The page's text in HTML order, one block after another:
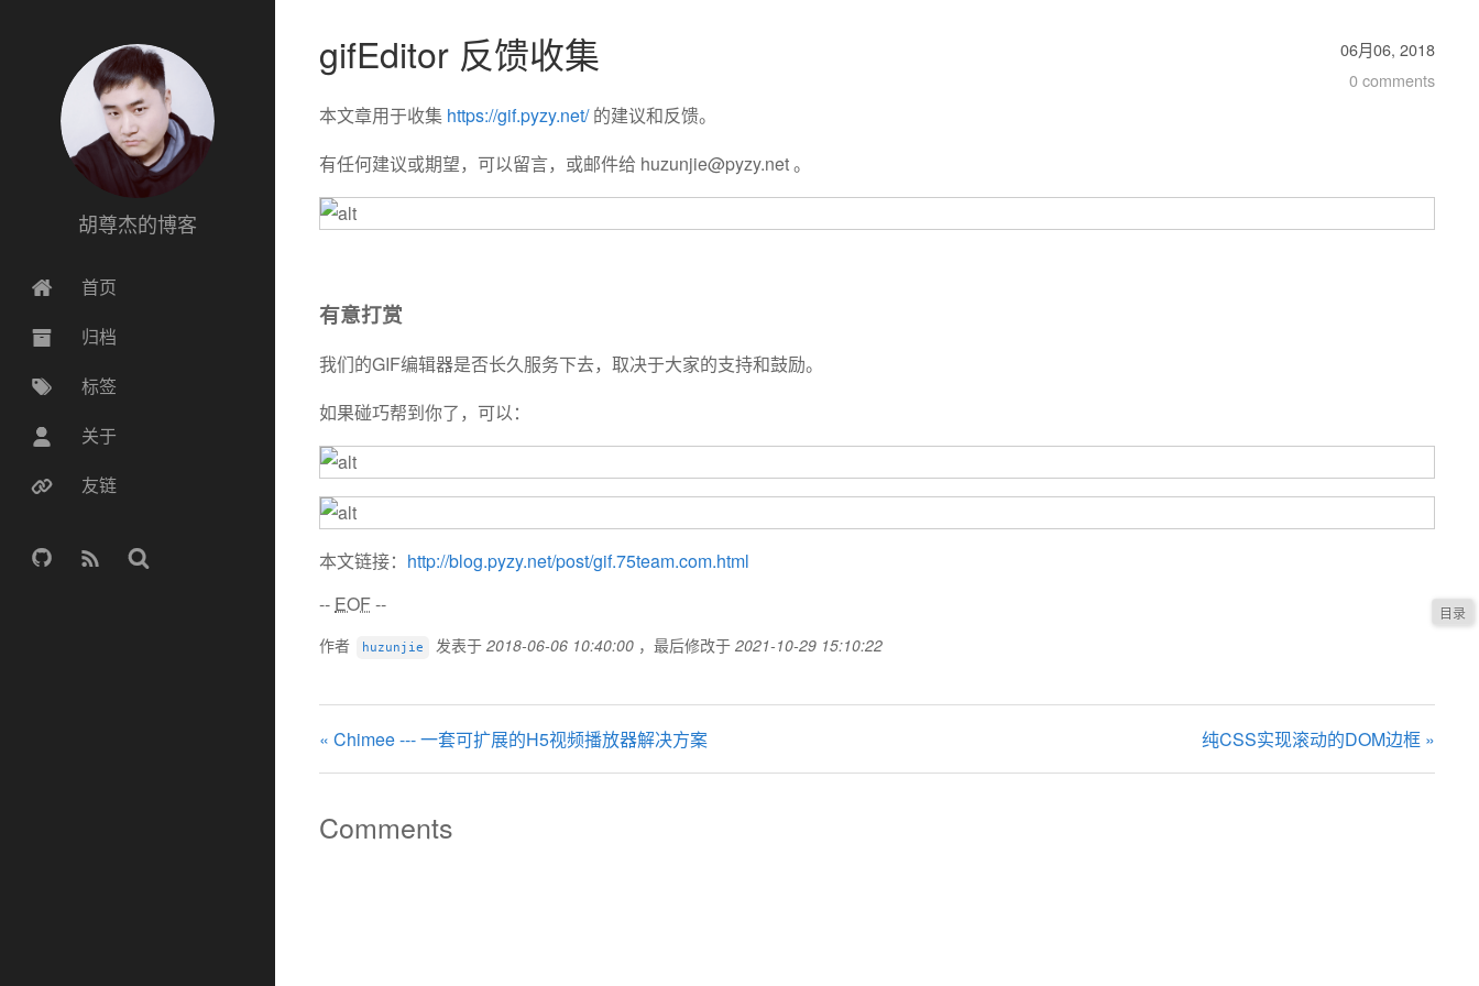
胡尊杰的博客
首页
归档
标签
关于
友链
06月06, 2018
0 comments
gifEditor 反馈收集
本文章用于收集 https://gif.pyzy.net/的建议和反馈。
有任何建议或期望，可以留言，或邮件给 huzunjie@pyzy.net 。
有意打赏
我们的GIF编辑器是否长久服务下去，取决于大家的支持和鼓励。
如果碰巧帮到你了，可以：
本文链接： http://blog.pyzy.net/post/gif.75team.com.html
-- EOF--
作者 huzunjie 发表于 2018-06-06 10:40:00 ，最后修改于 2021-10-29 15:10:22
« Chimee --- 一套可扩展的H5视频播放器解决方案 纯CSS实现滚动的DOM边框 »
Comments